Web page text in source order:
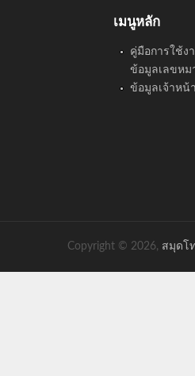
เมนูหลัก
คู่มือการใช้ง
ข้อมูลเลขหม
ข้อมูลเจ้าหน้
Copyright © 2026, สมุดโ